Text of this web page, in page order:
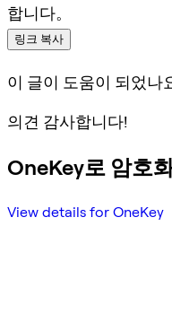
합니다。
링크 복사
이 글이 도움이 되었나
의견 감사합니다!
OneKey로 암호
View details for OneKey